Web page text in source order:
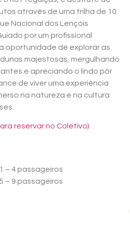
através de uma trilha de 10
Nacional dos Lençóis
por um profissional
oportunidade de explorar as
majestosas, mergulhando
e apreciando o lindo pôr
de viver uma experiência
na natureza e na cultura
reservar no Coletivo)
– 4 passageiros
– 9 passageiros